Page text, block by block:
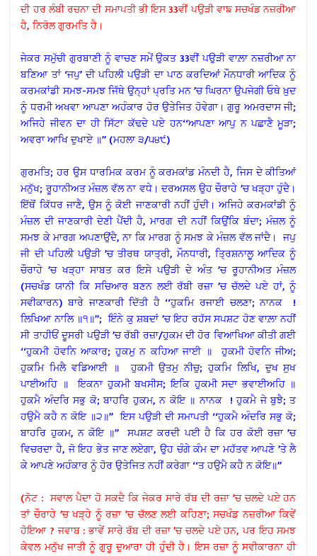
ਦੀ ਹਰ ਲੰਬੀ ਰਚਨਾ ਦੀ ਸਮਾਪਤੀ ਭੀ ਇਸ 33ਵੀਂ ਪਉੜੀ ਵਾਙ ਸਚਖੰਡ ਨਜ਼ਰੀਆ
ਹੈ, ਨਿਰੋਲ ਗੁਰਮਤਿ ਹੈ।
ਜੇਕਰ ਸਮੁੱਚੀ ਗੁਰਬਾਣੀ ਨੂੰ ਵਾਚਣ ਸਮੇਂ ਉਕਤ 33ਵੀਂ ਪਉੜੀ ਵਾਲ਼ਾ ਨਜ਼ਰੀਆ ਨਾ
ਬਣਿਆ ਤਾਂ ‘ਜਪੁ’ ਦੀ ਪਹਿਲੀ ਪਉੜੀ ਦਾ ਪਾਠ ਕਰਦਿਆਂ ਮੌਨਧਾਰੀ ਆਦਿਕ ਨੂੰ
ਕਰਮਕਾਂਡੀ ਸਮਝ-ਸਮਝ ਜਿੱਥੇ ਉਨ੍ਹਾਂ ਪ੍ਰਤਿ ਮਨ ’ਚ ਘਿਰਨਾ ਉਪਜੇਗੀ ਓਥੇ ਖ਼ੁਦ
ਨੂੰ ਧਰਮੀ ਅਖਵਾ ਆਪਣਾ ਅਹੰਕਾਰ ਹੋਰ ਉਤੇਜਿਤ ਹੋਵੇਗਾ। ਗੁਰੂ ਅਮਰਦਾਸ ਜੀ;
ਅਜਿਹੇ ਜੀਵਨ ਦਾ ਹੀ ਸਿੱਟਾ ਕੱਢਦੇ ਪਏ ਹਨ‘‘ਆਪਣਾ ਆਪੁ ਨ ਪਛਾਣੈ ਮੂੜਾ;
ਅਵਰਾ ਆਖਿ ਦੁਖਾਏ ॥’’ (ਮਹਲਾ ੩/੫੪੯)
ਗੁਰਮਤਿ; ਹਰ ਉਸ ਧਾਰਮਿਕ ਕਰਮ ਨੂੰ ਕਰਮਕਾਂਡ ਮੰਨਦੀ ਹੈ, ਜਿਸ ਦੇ ਕੀਤਿਆਂ
ਮਨੁੱਖ; ਰੂਹਾਨੀਅਤ ਮੰਜ਼ਲ ਵੱਲ ਨਾ ਵਧੇ। ਦਰਅਸਲ ਉਹ ਚੌਰਾਹੇ ’ਚ ਖੜ੍ਹਾ ਹੁੰਦੈ।
ਇੱਥੋਂ ਕਿੱਧਰ ਜਾਣੈ, ਉਸ ਨੂੰ ਕੋਈ ਜਾਣਕਾਰੀ ਨਹੀਂ ਹੁੰਦੀ। ਅਜਿਹੇ ਕਰਮਕਾਂਡੀ ਨੂੰ
ਮੰਜ਼ਲ ਦੀ ਜਾਣਕਾਰੀ ਦੇਣੀ ਪੈਂਦੀ ਹੈ, ਮਾਰਗ ਦੀ ਨਹੀਂ ਕਿਉਂਕਿ ਬੰਦਾ; ਮੰਜ਼ਲ ਨੂੰ
ਸਮਝ ਕੇ ਮਾਰਗ ਅਪਣਾਉਂਦੈ, ਨਾ ਕਿ ਮਾਰਗ ਨੂੰ ਸਮਝ ਕੇ ਮੰਜ਼ਲ ਵੱਲ ਜਾਂਦੈ। ਜਪੁ
ਜੀ ਦੀ ਪਹਿਲੀ ਪਉੜੀ ’ਚ ਤੀਰਥ ਯਾਤ੍ਰੀ, ਮੌਨਧਾਰੀ, ਤ੍ਰਿਸ਼ਨਾਲੂ ਆਦਿਕ ਨੂੰ
ਚੌਰਾਹੇ ’ਚ ਖੜ੍ਹਾ ਸਾਬਤ ਕਰ ਇਸੇ ਪਉੜੀ ਦੇ ਅੰਤ ’ਚ ਰੂਹਾਨੀਅਤ ਮੰਜ਼ਲ
(ਸਚਖੰਡ ਯਾਨੀ ਕਿ ਸਚਿਆਰ ਬਣਨ ਲਈ ਰੱਬੀ ਰਜ਼ਾ ’ਚ ਚੱਲਦੇ ਪਏ ਹਾਂ, ਨੂੰ
ਸਵੀਕਾਰਨ) ਬਾਰੇ ਜਾਣਕਾਰੀ ਦਿੱਤੀ ਹੈ ‘‘ਹੁਕਮਿ ਰਜਾਈ ਚਲਣਾ; ਨਾਨਕ !
ਲਿਖਿਆ ਨਾਲਿ ॥੧॥’’; ਇੰਨੇ ਕੁ ਸ਼ਬਦਾਂ ’ਚ ਇਹ ਰਹੱਸ ਸਪਸ਼ਟ ਹੋਣ ਵਾਲ਼ਾ ਨਹੀਂ
ਸੀ ਤਾਹੀਓਂ ਦੂਸਰੀ ਪਉੜੀ ’ਚ ਰੱਬੀ ਰਜ਼ਾ/ਹੁਕਮ ਦੀ ਹੋਰ ਵਿਆਖਿਆ ਕੀਤੀ ਗਈ
‘‘ਹੁਕਮੀ ਹੋਵਨਿ ਆਕਾਰ; ਹੁਕਮੁ ਨ ਕਹਿਆ ਜਾਈ ॥ ਹੁਕਮੀ ਹੋਵਨਿ ਜੀਅ;
ਹੁਕਮਿ ਮਿਲੈ ਵਡਿਆਈ ॥ ਹੁਕਮੀ ਉਤਮੁ ਨੀਚੁ; ਹੁਕਮਿ ਲਿਖਿ, ਦੁਖ ਸੁਖ
ਪਾਈਅਹਿ ॥ ਇਕਨਾ ਹੁਕਮੀ ਬਖਸੀਸ; ਇਕਿ ਹੁਕਮੀ ਸਦਾ ਭਵਾਈਅਹਿ ॥
ਹੁਕਮੈ ਅੰਦਰਿ ਸਭੁ ਕੋ; ਬਾਹਰਿ ਹੁਕਮ, ਨ ਕੋਇ ॥ ਨਾਨਕ ! ਹੁਕਮੈ ਜੇ ਬੁਝੈ; ਤ
ਹਉਮੈ ਕਹੈ ਨ ਕੋਇ ॥੨॥’’ ਇਸ ਪਉੜੀ ਦੀ ਸਮਾਪਤੀ ‘‘ਹੁਕਮੈ ਅੰਦਰਿ ਸਭੁ ਕੋ;
ਬਾਹਰਿ ਹੁਕਮ, ਨ ਕੋਇ ॥’’ ਸਪਸ਼ਟ ਕਰਦੀ ਪਈ ਹੈ ਕਿ ਹਰ ਕੋਈ ਰਜ਼ਾ ’ਚ
ਵਿਚਰਦਾ ਹੈ, ਜੋ ਇਹ ਭੇਤ ਜਾਣ ਲਏਗਾ, ਉਹ ਚੰਗੇ ਕੰਮ ਦਾ ਮਹੱਤਵ ਆਪਣੇ ’ਤੇ ਲੈ
ਕੇ ਆਪਣੇ ਅਹੰਕਾਰ ਨੂੰ ਹੋਰ ਉਤੇਜਿਤ ਨਹੀਂ ਕਰੇਗਾ ‘‘ਤ ਹਉਮੈ ਕਹੈ ਨ ਕੋਇ॥’’
(ਨੋਟ : ਸਵਾਲ ਪੈਦਾ ਹੋ ਸਕਦੈ ਕਿ ਜੇਕਰ ਸਾਰੇ ਰੱਬ ਦੀ ਰਜ਼ਾ ’ਚ ਚਲਦੇ ਪਏ ਹਨ
ਤਾਂ ਚੌਰਾਹੇ ’ਚ ਖੜ੍ਹੇ ਨੂੰ ਰਜ਼ਾ ’ਚ ਚੱਲਣ ਲਈ ਕਹਿਣਾ; ਸਚਖੰਡ ਨਜ਼ਰੀਆ ਕਿਵੇਂ
ਹੋਇਆ ? ਜਵਾਬ : ਭਾਵੇਂ ਸਾਰੇ ਰੱਬ ਦੀ ਰਜ਼ਾ ’ਚ ਚਲਦੇ ਪਏ ਹਨ, ਪਰ ਇਹ ਸਮਝ
ਕੇਵਲ ਮਨੁੱਖ ਜਾਤੀ ਨੂੰ ਗੁਰੂ ਦੁਆਰਾ ਹੀ ਹੁੰਦੀ ਹੈ। ਇਸ ਰਜ਼ਾ ਨੂੰ ਸਵੀਕਾਰਨਾ ਹੀ